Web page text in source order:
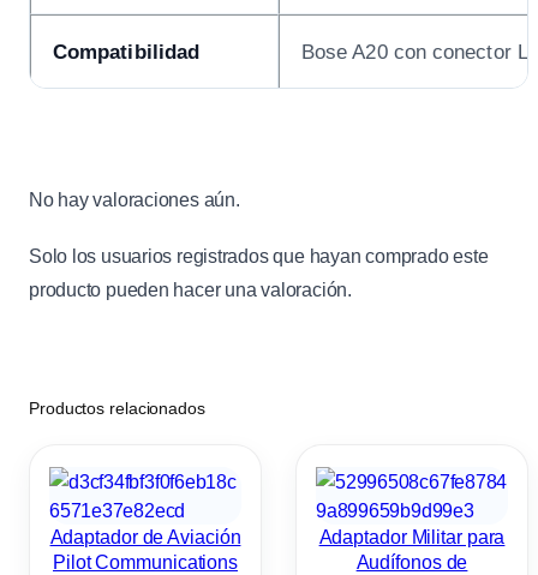
Compatibilidad Bose A20 con conector
No hay valoraciones aún.
Solo los usuarios registrados que hayan comprado este
producto pueden hacer una valoración.
Productos relacionados
Adaptador de Aviación
Pilot Communications
Adaptador Militar para
Audífonos de